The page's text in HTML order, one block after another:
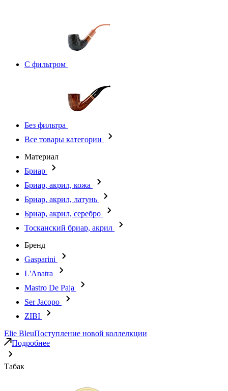
С фильтром
Без фильтра
Все товары категории
Материал
Бриар
Бриар, акрил, кожа
Бриар, акрил, латунь
Бриар, акрил, серебро
Тосканский бриар, акрил
Бренд
Gasparini
L'Anatra
Mastro De Paja
Ser Jacopo
ZIBI
Elie BleuПоступление новой коллелкции
Подробнее
Табак